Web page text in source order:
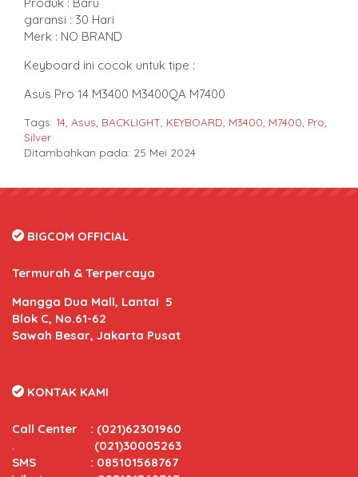
Produk : Baru
garansi : 30 Hari
Merk : NO BRAND
Keyboard ini cocok untuk tipe :
Asus Pro 14 M3400 M3400QA M7400
Tags: 14, Asus, BACKLIGHT, KEYBOARD, M3400, M7400, Pro,
Silver
Ditambahkan pada: 25 Mei 2024
BIGCOM OFFICIAL
Termurah & Terpercaya
Mangga Dua Mall, Lantai 5
Blok C, No.61-62
Sawah Besar, Jakarta Pusat
KONTAK KAMI
Call Center : (021)62301960
. (021)30005263
SMS : 085101568767